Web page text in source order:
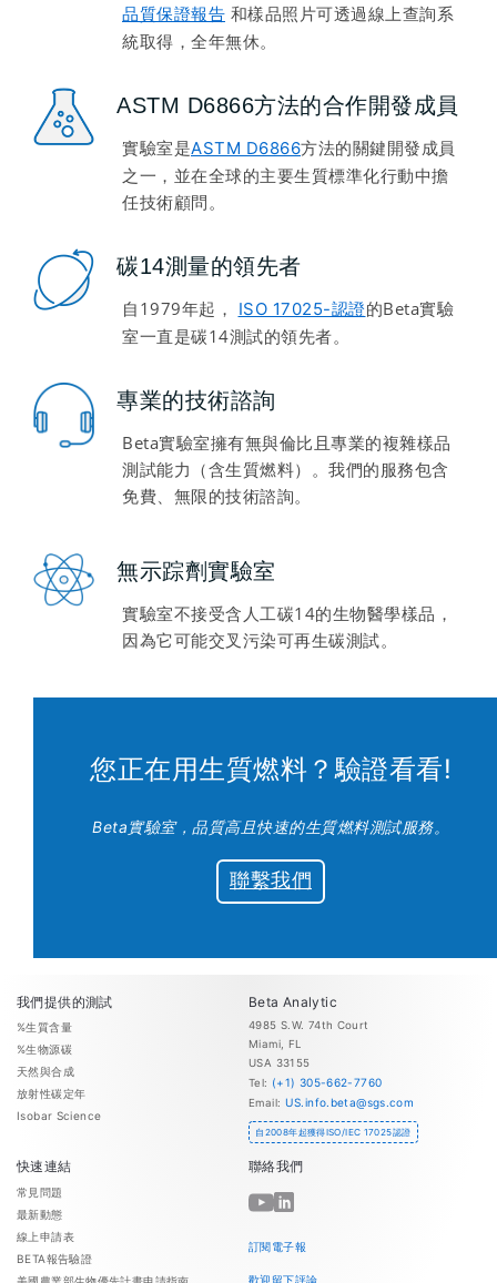
品質保證報告 和樣品照片可透過線上查詢系
統取得，全年無休。
ASTM D6866方法的合作開發成員
實驗室是ASTM D6866方法的關鍵開發成員
之一，並在全球的主要生質標準化行動中擔
任技術顧問。
碳14測量的領先者
自1979年起， ISO 17025-認證的Beta實驗
室一直是碳14測試的領先者。
專業的技術諮詢
Beta實驗室擁有無與倫比且專業的複雜樣品
測試能力（含生質燃料）。我們的服務包含
免費、無限的技術諮詢。
無示踪劑實驗室
實驗室不接受含人工碳14的生物醫學樣品，
因為它可能交叉污染可再生碳測試。
您正在用生質燃料？驗證看看!
Beta實驗室，品質高且快速的生質燃料測試服務。
聯繫我們